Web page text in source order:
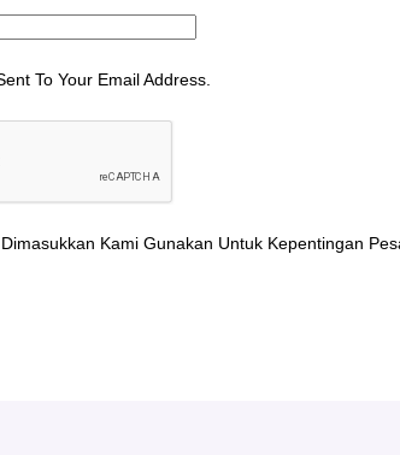
To Your Email Address.
Kami Gunakan Untuk Kepentingan